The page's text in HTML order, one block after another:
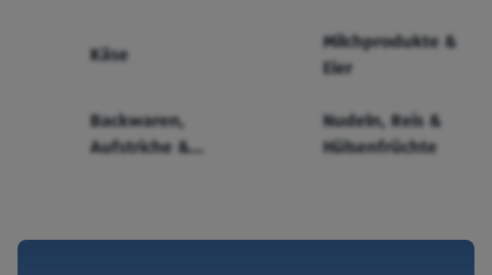
Käse
Milchprodukte &
Eier
Backwaren,
Aufstriche &
Nudeln, Reis &
Hülsenfrüchte